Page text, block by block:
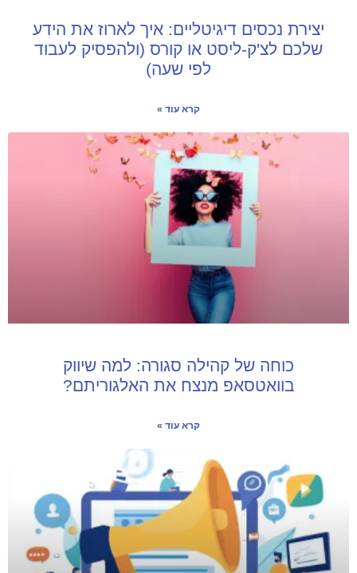
יצירת נכסים דיגיטליים: איך לארוז את הידע
שלכם לצ'ק-ליסט או קורס (ולהפסיק לעבוד
לפי שעה)
קרא עוד »
כוחה של קהילה סגורה: למה שיווק
בוואטסאפ מנצח את האלגוריתם?
קרא עוד »